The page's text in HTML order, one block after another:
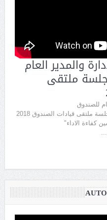
والمدير العام
ملتقى
للصندوق
ملتقى قيادات الصندوق 2018
كفاءة الاداء"
...